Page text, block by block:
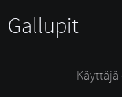
Gallupit